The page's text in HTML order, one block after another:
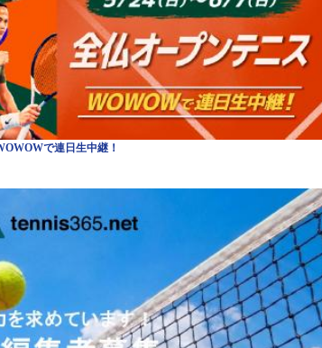
で連日生中継！